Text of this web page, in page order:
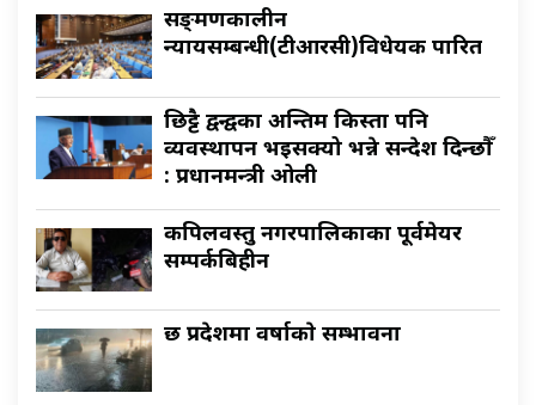
सङ्क्रमणकालीन
न्यायसम्बन्धी(टीआरसी)विधेयक पारित
छिट्टै द्वन्द्वका अन्तिम किस्ता पनि
व्यवस्थापन भइसक्यो भन्ने सन्देश दिन्छौँ
: प्रधानमन्त्री ओली
कपिलवस्तु नगरपालिकाका पूर्वमेयर
सम्पर्कबिहीन
छ प्रदेशमा वर्षाकाे सम्भावना